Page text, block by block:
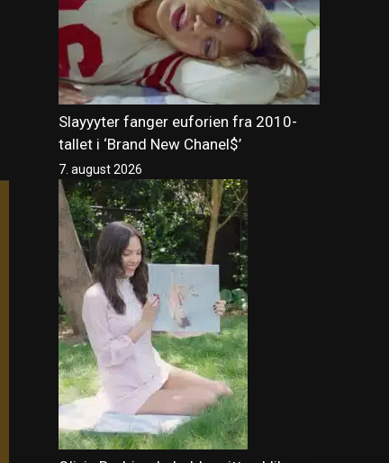
Slayyyter fanger euforien fra 2010-
tallet i ‘Brand New Chanel$’
7. august 2026